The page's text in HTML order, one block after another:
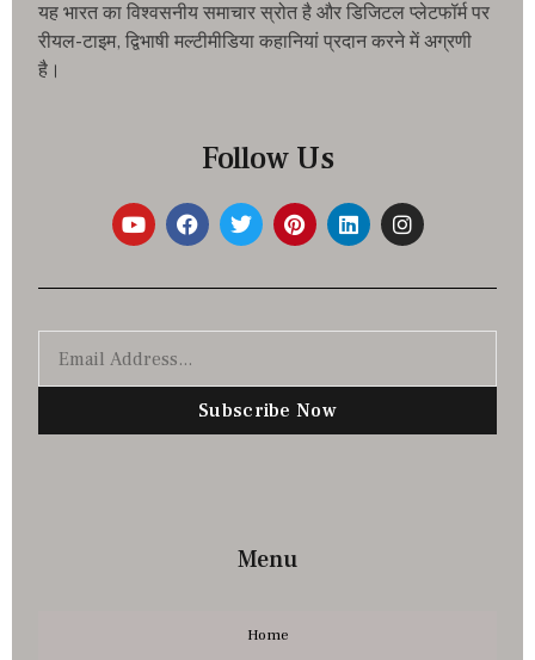
यह भारत का विश्वसनीय समाचार स्रोत है और डिजिटल प्लेटफॉर्म पर
रीयल-टाइम, द्विभाषी मल्टीमीडिया कहानियां प्रदान करने में अग्रणी
है।
Follow Us
Subscribe Now
Menu
Home